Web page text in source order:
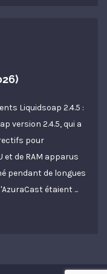
Liquidsoap 2.4.5 :
version 2.4.5, qui a
pour
et de RAM apparus
pendant de longues
étaient ...